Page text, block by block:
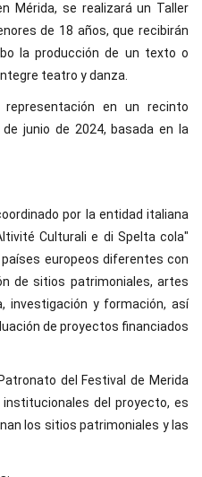
Mérida, se realizará un Taller
de 18 años, que recibirán
la producción de un texto o
teatro y danza.
en un recinto
junio de 2024, basada en la
por la entidad italiana
Culturali e di Spelta cola"
europeos diferentes con
de sitios patrimoniales, artes
investigación y formación, así
de proyectos financiados
del Festival de Merida
del proyecto, es
los sitios patrimoniales y las